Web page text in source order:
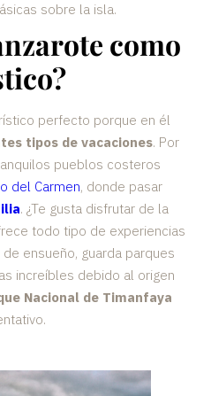
sobre la isla.
como
perfecto porque en él
tipos de vacaciones. Por
pueblos costeros
del Carmen, donde pasar
. ¿Te gusta disfrutar de la
todo tipo de experiencias
ensueño, guarda parques
increíbles debido al origen
Nacional de Timanfaya